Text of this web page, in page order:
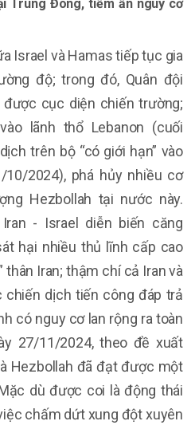
Trung Đông, tiềm ẩn nguy cơ
Israel và Hamas tiếp tục gia
độ; trong đó, Quân đội
cục diện chiến trường;
lãnh thổ Lebanon (cuối
trên bộ “có giới hạn” vào
10/2024), phá hủy nhiều cơ
Hezbollah tại nước này.
- Israel diễn biến căng
hại nhiều thủ lĩnh cấp cao
thân Iran; thậm chí cả Iran và
chiến dịch tiến công đáp trả
có nguy cơ lan rộng ra toàn
27/11/2024, theo đề xuất
Hezbollah đã đạt được một
dù được coi là động thái
chấm dứt xung đột xuyên